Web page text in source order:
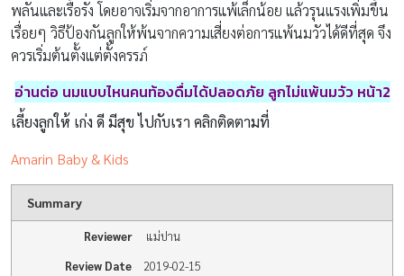
พลันและเรื้อรัง โดยอาจเริ่มจากอาการแพ้เล็กน้อย แล้วรุนแรงเพิ่มขึ้น
เรื่อยๆ วิธีป้องกันลูกให้พ้นจากความเสี่ยงต่อการแพ้นมวัวได้ดีที่สุด จึง
ควรเริ่มต้นตั้งแต่ตั้งครรภ์
อ่านต่อ นมแบบไหนคนท้องดื่มได้ปลอดภัย ลูกไม่แพ้นมวัว หน้า2
เลี้ยงลูกให้ เก่ง ดี มีสุข ไปกับเรา คลิกติดตามที่
Amarin Baby & Kids
Summary
Reviewer
แม่ปาน
Review Date
2019-02-15